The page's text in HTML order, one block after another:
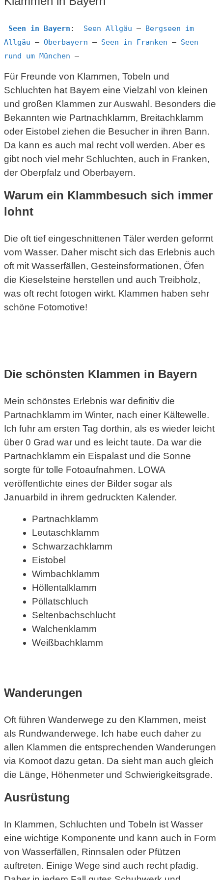
Seen in Bayern : Seen Allgäu – Bergseen im
Allgäu – Oberbayern – Seen in Franken – Seen
rund um München –
Für Freunde von Klammen, Tobeln und
Schluchten hat Bayern eine Vielzahl von kleinen
und großen Klammen zur Auswahl. Besonders die
Bekannten wie Partnachklamm, Breitachklamm
oder Eistobel ziehen die Besucher in ihren Bann.
Da kann es auch mal recht voll werden. Aber es
gibt noch viel mehr Schluchten, auch in Franken,
der Oberpfalz und Oberbayern.
Warum ein Klammbesuch sich immer
lohnt
Die oft tief eingeschnittenen Täler werden geformt
vom Wasser. Daher mischt sich das Erlebnis auch
oft mit Wasserfällen, Gesteinsformationen, Öfen
die Kieselsteine herstellen und auch Treibholz,
was oft recht fotogen wirkt. Klammen haben sehr
schöne Fotomotive!
Die schönsten Klammen in Bayern
Mein schönstes Erlebnis war definitiv die
Partnachklamm im Winter, nach einer Kältewelle.
Ich fuhr am ersten Tag dorthin, als es wieder leicht
über 0 Grad war und es leicht taute. Da war die
Partnachklamm ein Eispalast und die Sonne
sorgte für tolle Fotoaufnahmen. LOWA
veröffentlichte eines der Bilder sogar als
Januarbild in ihrem gedruckten Kalender.
Partnachklamm
Leutaschklamm
Schwarzachklamm
Eistobel
Wimbachklamm
Höllentalklamm
Pöllatschluch
Seltenbachschlucht
Walchenklamm
Weißbachklamm
Wanderungen
Oft führen Wanderwege zu den Klammen, meist
als Rundwanderwege. Ich habe euch daher zu
allen Klammen die entsprechenden Wanderungen
via Komoot dazu getan. Da sieht man auch gleich
die Länge, Höhenmeter und Schwierigkeitsgrade.
Ausrüstung
In Klammen, Schluchten und Tobeln ist Wasser
eine wichtige Komponente und kann auch in Form
von Wasserfällen, Rinnsalen oder Pfützen
auftreten. Einige Wege sind auch recht pfadig.